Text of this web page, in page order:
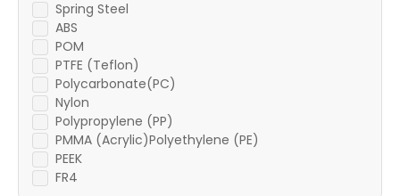
Spring Steel
ABS
POM
PTFE (Teflon)
Polycarbonate(PC)
Nylon
Polypropylene (PP)
PMMA (Acrylic)Polyethylene (PE)
PEEK
FR4